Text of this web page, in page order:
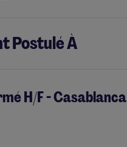
Postulé À
H/F - Casablanca